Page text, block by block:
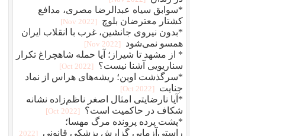
*سوابق سیاه عبدالرضا مصری، مدافع
کشتار معترضان بلوچ
[2022 Nov]
*بدون نیروی جانشین، غرب با انقلاب ایران
همسو نمی‌شود
[2022 Nov]
* از مشهد تا شیراز؛ آیا حمله شاهچراغ تکرار
سناریویی آشنا نیست؟
[2022 Oct]
*سرگذشت اوین؛ ریشه‌های هراس از نماد
جنایت
[2022 Oct]
*آیا نارضایتی امثال اصغر ناظم‌زاده نشانه
شکاف در حاکمیت است؟
[2022 Oct]
*پشت پرده پرونده مرگ مهسا؛
راستی‌آزمایی گزارش پزشکی قانونی
[2022